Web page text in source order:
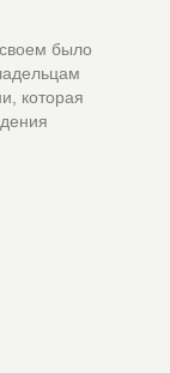
было
которая